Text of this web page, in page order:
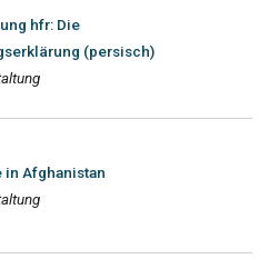
hfr: Die
(persisch)
in Afghanistan